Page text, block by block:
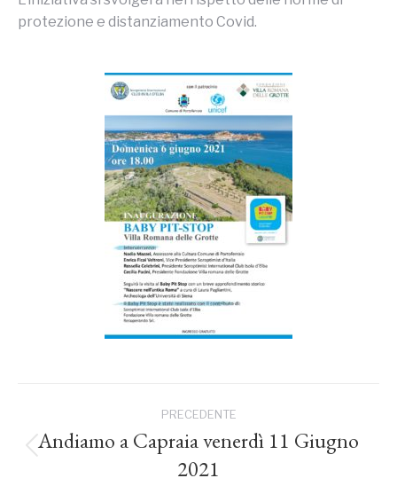
protezione e distanziamento Covid.
tra
PRECEDENTE
precedente:
Andiamo a Capraia venerdì 11 Giugno
2021